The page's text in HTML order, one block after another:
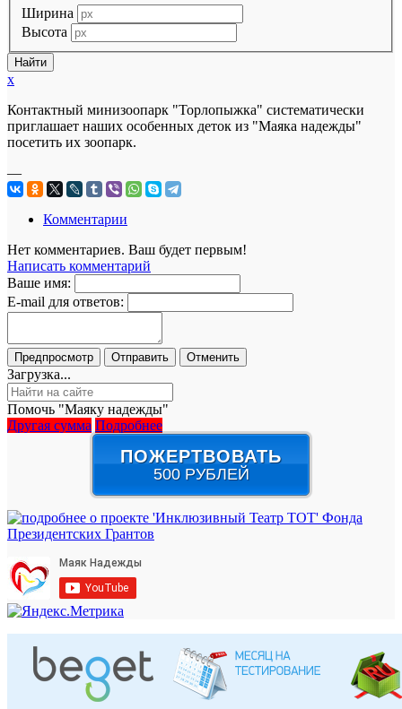
Ширина
Высота
x
Контактный минизоопарк "Торлопыжка" систематически
приглашает наших особенных деток из "Маяка надежды"
посетить их зоопарк.
—
Комментарии
Нет комментариев. Ваш будет первым!
Написать комментарий
Ваше имя:
E-mail для ответов:
Загрузка...
Помочь "Маяку надежды"
Другая сумма Подробнее
ПОЖЕРТВОВАТЬ
500 РУБЛЕЙ